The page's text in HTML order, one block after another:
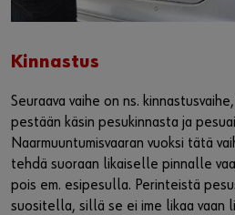
Kinnastus
Seuraava vaihe on ns.
pestään käsin pesukinnasta ja
Naarmuuntumisvaaran vuoksi tätä
tehdä suoraan likaiselle pinnalle
pois em. esipesulla. Perinteistä
suositella, sillä se ei ime likaa vaan